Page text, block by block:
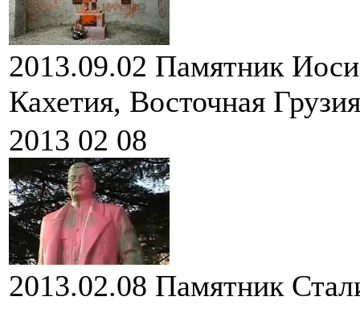
2013.09.02 Памятник
Кахетия, Восточная
2013 02 08
2013.02.08 Памятник